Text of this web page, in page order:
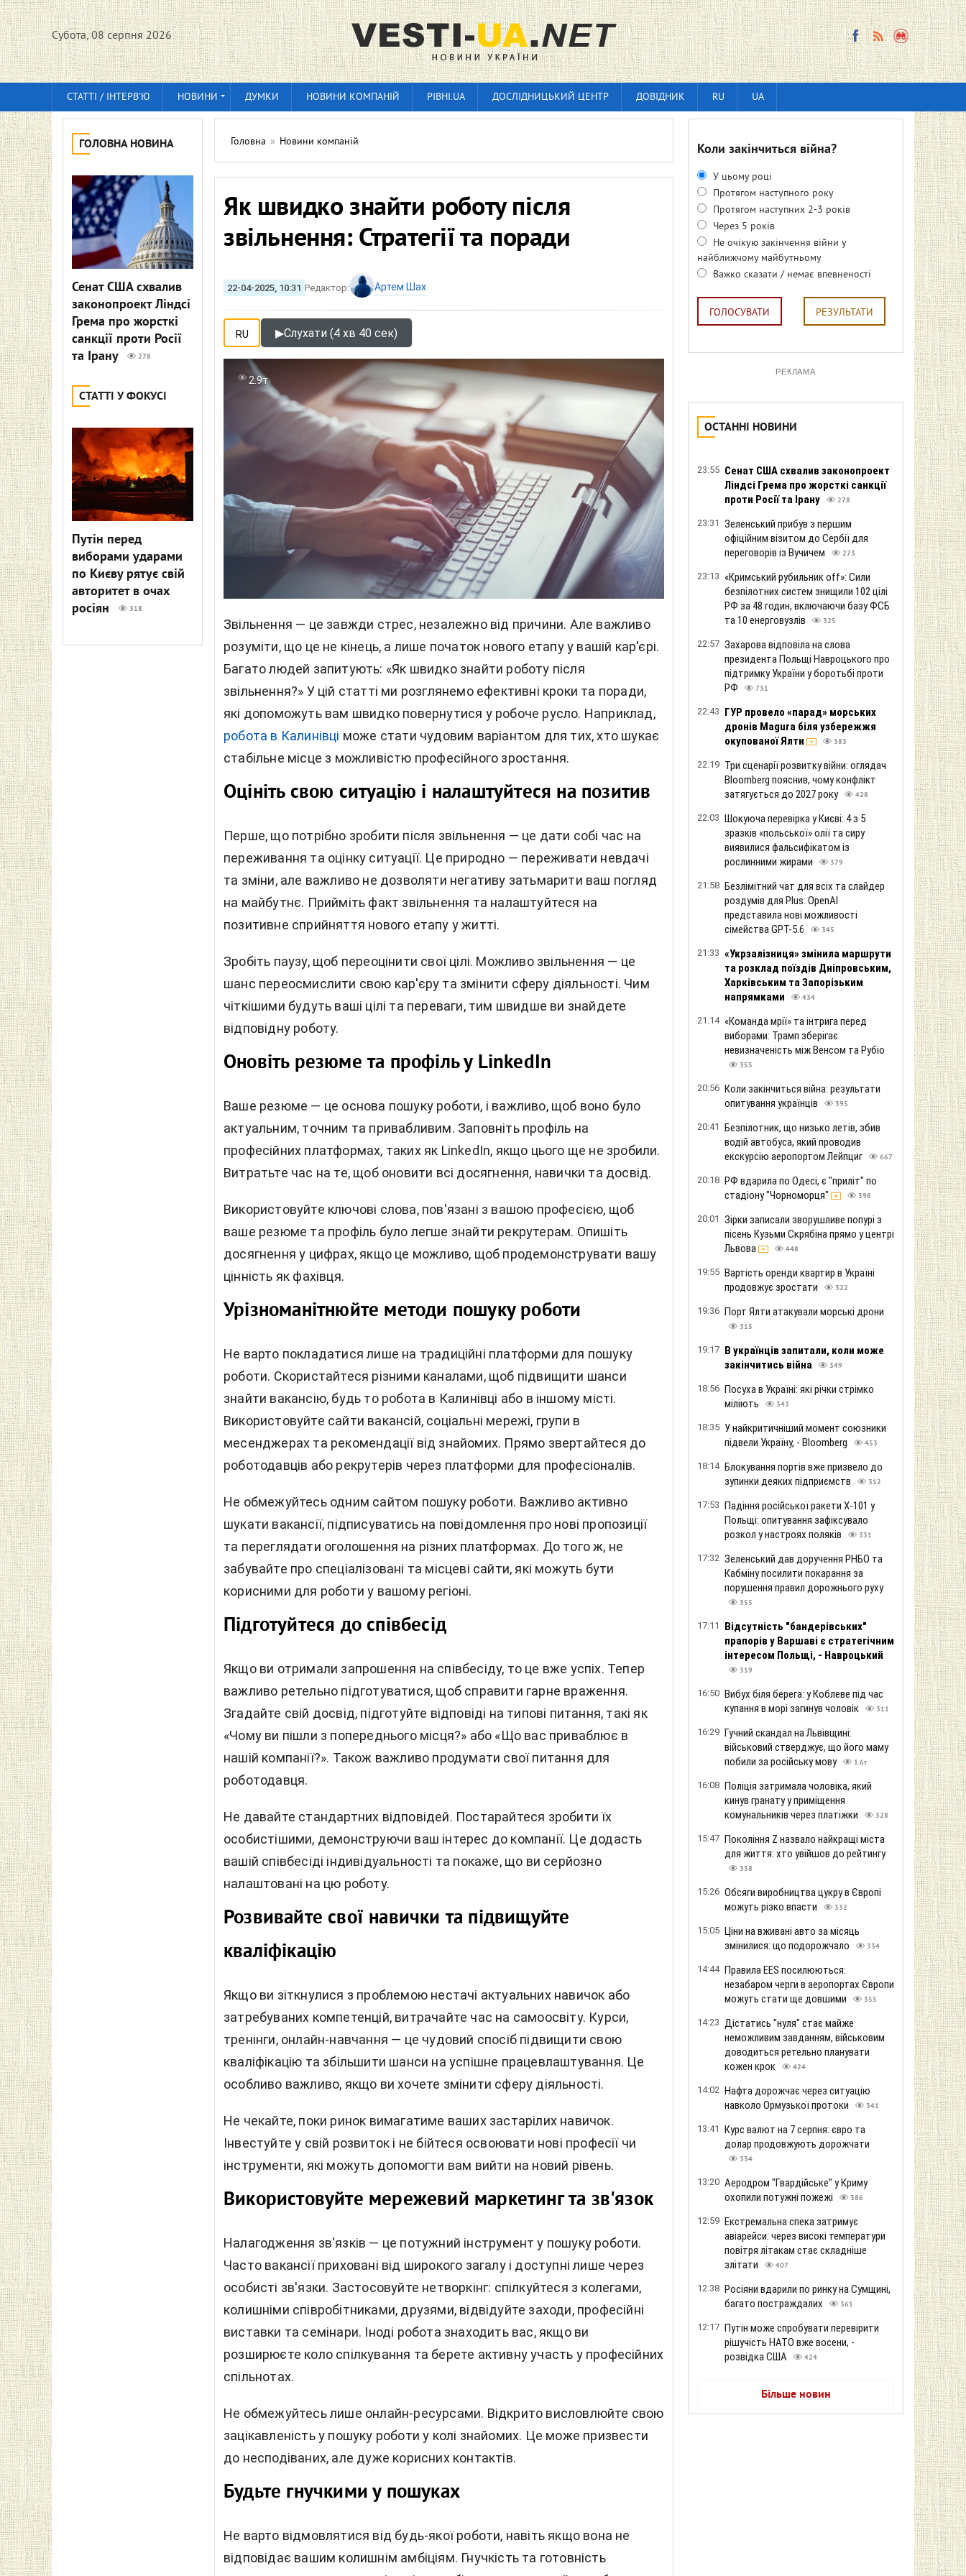
Субота, 08 серпня 2026
СТАТТІ / ІНТЕРВ'Ю НОВИНИ ДУМКИ НОВИНИ КОМПАНІЙ РІВНІ.UA ДОСЛІДНИЦЬКИЙ ЦЕНТР ДОВІДНИК RU UA
ГОЛОВНА НОВИНА
Сенат США схвалив
законопроект Ліндсі
Грема про жорсткі
санкції проти Росії
та Ірану
278
СТАТТІ У ФОКУСІ
Путін перед
виборами ударами
по Києву рятує свій
авторитет в очах
росіян
318
Головна » Новини компаній
Як швидко знайти роботу після
звільнення: Стратегії та поради
22-04-2025, 10:31 Редактор: Артем Шах
RU ▶Слухати (4 хв 40 сек)
2.9т
Звільнення — це завжди стрес, незалежно від причини. Але важливо
розуміти, що це не кінець, а лише початок нового етапу у вашій кар'єрі.
Багато людей запитують: «Як швидко знайти роботу після
звільнення?» У цій статті ми розглянемо ефективні кроки та поради,
які допоможуть вам швидко повернутися у робоче русло. Наприклад,
робота в Калинівці може стати чудовим варіантом для тих, хто шукає
стабільне місце з можливістю професійного зростання.
Оцініть свою ситуацію і налаштуйтеся на позитив
Перше, що потрібно зробити після звільнення — це дати собі час на
переживання та оцінку ситуації. Це природно — переживати невдачі
та зміни, але важливо не дозволяти негативу затьмарити ваш погляд
на майбутнє. Прийміть факт звільнення та налаштуйтеся на
позитивне сприйняття нового етапу у житті.
Зробіть паузу, щоб переоцінити свої цілі. Можливо звільнення — це
шанс переосмислити свою кар'єру та змінити сферу діяльності. Чим
чіткішими будуть ваші цілі та переваги, тим швидше ви знайдете
відповідну роботу.
Оновіть резюме та профіль у LinkedIn
Ваше резюме — це основа пошуку роботи, і важливо, щоб воно було
актуальним, точним та привабливим. Заповніть профіль на
професійних платформах, таких як LinkedIn, якщо цього ще не зробили.
Витратьте час на те, щоб оновити всі досягнення, навички та досвід.
Використовуйте ключові слова, пов'язані з вашою професією, щоб
ваше резюме та профіль було легше знайти рекрутерам. Опишіть
досягнення у цифрах, якщо це можливо, щоб продемонструвати вашу
цінність як фахівця.
Урізноманітнюйте методи пошуку роботи
Не варто покладатися лише на традиційні платформи для пошуку
роботи. Скористайтеся різними каналами, щоб підвищити шанси
знайти вакансію, будь то робота в Калинівці або в іншому місті.
Використовуйте сайти вакансій, соціальні мережі, групи в
месенджерах та рекомендації від знайомих. Прямо звертайтеся до
роботодавців або рекрутерів через платформи для професіоналів.
Не обмежуйтесь одним сайтом пошуку роботи. Важливо активно
шукати вакансії, підписуватись на повідомлення про нові пропозиції
та переглядати оголошення на різних платформах. До того ж, не
забувайте про спеціалізовані та місцеві сайти, які можуть бути
корисними для роботи у вашому регіоні.
Підготуйтеся до співбесід
Якщо ви отримали запрошення на співбесіду, то це вже успіх. Тепер
важливо ретельно підготуватися, щоб справити гарне враження.
Згадайте свій досвід, підготуйте відповіді на типові питання, такі як
«Чому ви пішли з попереднього місця?» або «Що вас приваблює в
нашій компанії?». Також важливо продумати свої питання для
роботодавця.
Не давайте стандартних відповідей. Постарайтеся зробити їх
особистішими, демонструючи ваш інтерес до компанії. Це додасть
вашій співбесіді індивідуальності та покаже, що ви серйозно
налаштовані на цю роботу.
Розвивайте свої навички та підвищуйте
кваліфікацію
Якщо ви зіткнулися з проблемою нестачі актуальних навичок або
затребуваних компетенцій, витрачайте час на самоосвіту. Курси,
тренінги, онлайн-навчання — це чудовий спосіб підвищити свою
кваліфікацію та збільшити шанси на успішне працевлаштування. Це
особливо важливо, якщо ви хочете змінити сферу діяльності.
Не чекайте, поки ринок вимагатиме ваших застарілих навичок.
Інвестуйте у свій розвиток і не бійтеся освоювати нові професії чи
інструменти, які можуть допомогти вам вийти на новий рівень.
Використовуйте мережевий маркетинг та зв'язок
Налагодження зв'язків — це потужний інструмент у пошуку роботи.
Часто вакансії приховані від широкого загалу і доступні лише через
особисті зв'язки. Застосовуйте нетворкінг: спілкуйтеся з колегами,
колишніми співробітниками, друзями, відвідуйте заходи, професійні
виставки та семінари. Іноді робота знаходить вас, якщо ви
розширюєте коло спілкування та берете активну участь у професійних
спільнотах.
Не обмежуйтесь лише онлайн-ресурсами. Відкрито висловлюйте свою
зацікавленість у пошуку роботи у колі знайомих. Це може призвести
до несподіваних, але дуже корисних контактів.
Будьте гнучкими у пошуках
Не варто відмовлятися від будь-якої роботи, навіть якщо вона не
відповідає вашим колишнім амбіціям. Гнучкість та готовність
Коли закінчиться війна?
У цьому році
Протягом наступного року
Протягом наступних 2-3 років
Через 5 років
Не очікую закінчення війни у
найближчому майбутньому
Важко сказати / немає впевненості
ГОЛОСУВАТИ РЕЗУЛЬТАТИ
РЕКЛАМА
ОСТАННІ НОВИНИ
23:55 Сенат США схвалив законопроект
Ліндсі Грема про жорсткі санкції
проти Росії та Ірану
278
23:31 Зеленський прибув з першим
офіційним візитом до Сербії для
переговорів із Вучичем
273
23:13 «Кримський рубильник off»: Сили
безпілотних систем знищили 102 цілі
РФ за 48 годин, включаючи базу ФСБ
та 10 енерговузлів
325
22:57 Захарова відповіла на слова
президента Польщі Навроцького про
підтримку України у боротьбі проти
РФ
731
22:43 ГУР провело «парад» морських
дронів Magura біля узбережжя
окупованої Ялти
383
22:19 Три сценарії розвитку війни: оглядач
Bloomberg пояснив, чому конфлікт
затягується до 2027 року
428
22:03 Шокуюча перевірка у Києві: 4 з 5
зразків «польської» олії та сиру
виявилися фальсифікатом із
рослинними жирами
379
21:58 Безлімітний чат для всіх та слайдер
роздумів для Plus: OpenAI
представила нові можливості
сімейства GPT-5.6
345
21:33 «Укрзалізниця» змінила маршрути
та розклад поїздів Дніпровським,
Харківським та Запорізьким
напрямками
434
21:14 «Команда мрії» та інтрига перед
виборами: Трамп зберігає
невизначеність між Венсом та Рубіо
355
20:56 Коли закінчиться війна: результати
опитування українців
395
20:41 Безпілотник, що низько летів, збив
водій автобуса, який проводив
екскурсію аеропортом Лейпциг
667
20:18 РФ вдарила по Одесі, є "приліт" по
стадіону "Чорноморця"
398
20:01 Зірки записали зворушливе попурі з
пісень Кузьми Скрябіна прямо у центрі
Львова
448
19:55 Вартість оренди квартир в Україні
продовжує зростати
322
19:36 Порт Ялти атакували морські дрони
315
19:17 В українців запитали, коли може
закінчитись війна
349
18:56 Посуха в Україні: які річки стрімко
міліють
343
18:35 У найкритичніший момент союзники
підвели Україну, - Bloomberg
453
18:14 Блокування портів вже призвело до
зупинки деяких підприємств
312
17:53 Падіння російської ракети Х-101 у
Польщі: опитування зафіксувало
розкол у настроях поляків
331
17:32 Зеленський дав доручення РНБО та
Кабміну посилити покарання за
порушення правил дорожнього руху
355
17:11
Відсутність "бандерівських"
прапорів у Варшаві є стратегічним
інтересом Польщі, - Навроцький
319
16:50 Вибух біля берега: у Коблеве під час
купання в морі загинув чоловік
311
16:29 Гучний скандал на Львівщині:
військовий стверджує, що його маму
побили за російську мову
1.6т
16:08 Поліція затримала чоловіка, який
кинув гранату у приміщення
комунальників через платіжки
328
15:47 Покоління Z назвало найкращі міста
для життя: хто увійшов до рейтингу
338
15:26 Обсяги виробництва цукру в Європі
можуть різко впасти
332
15:05 Ціни на вживані авто за місяць
змінилися: що подорожчало
334
14:44 Правила EES посилюються:
незабаром черги в аеропортах Європи
можуть стати ще довшими
355
14:23 Дістатись "нуля" стає майже
неможливим завданням, військовим
доводиться ретельно планувати
кожен крок
424
14:02 Нафта дорожчає через ситуацію
навколо Ормузької протоки
341
13:41 Курс валют на 7 серпня: євро та
долар продовжують дорожчати
334
13:20 Аеродром "Гвардійське" у Криму
охопили потужні пожежі
386
12:59 Екстремальна спека затримує
авіарейси: через високі температури
повітря літакам стає складніше
злітати
407
12:38 Росіяни вдарили по ринку на Сумщині,
багато постраждалих
361
12:17 Путін може спробувати перевірити
рішучість НАТО вже восени, -
розвідка США
424
Більше новин